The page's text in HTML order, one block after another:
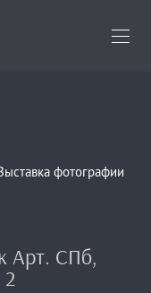
фотографии
Арт. СПб,
2